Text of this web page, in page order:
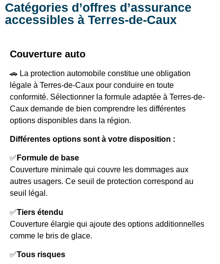
Catégories d’offres d’assurance
accessibles à Terres-de-Caux
Couverture auto
🚗 La protection automobile constitue une obligation
légale à Terres-de-Caux pour conduire en toute
conformité. Sélectionner la formule adaptée à Terres-de-
Caux demande de bien comprendre les différentes
options disponibles dans la région.
Différentes options sont à votre disposition :
✅ Formule de base
Couverture minimale qui couvre les dommages aux
autres usagers. Ce seuil de protection correspond au
seuil légal.
✅Tiers étendu
Couverture élargie qui ajoute des options additionnelles
comme le bris de glace.
✅Tous risques